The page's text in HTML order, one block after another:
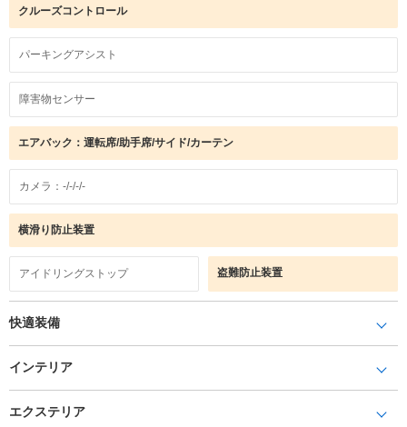
クルーズコントロール
パーキングアシスト
障害物センサー
エアバック：運転席/助手席/サイド/カーテン
カメラ：-/-/-/-
横滑り防止装置
アイドリングストップ 盗難防止装置
快適装備
インテリア
エクステリア